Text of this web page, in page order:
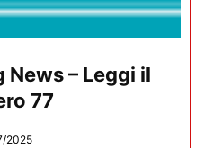
News – Leggi il
77
2025